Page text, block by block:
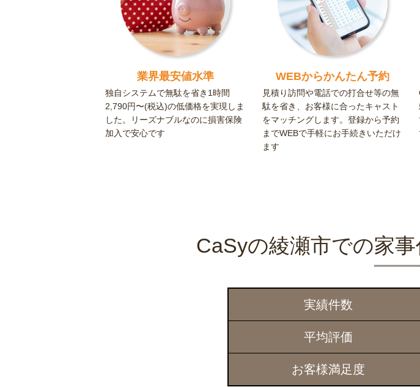
業界最安値水準
独自システムで無駄を省き1時間
2,790円〜(税込)の低価格を実現しま
した。リーズナブルなのに損害保険
加入で安心です
WEBからかんたん予約
見積り訪問や電話での打合せ等の無
駄を省き、お客様に合ったキャスト
をマッチングします。登録から予約
までWEBで手軽にお手続きいただけ
ます
CaSyの綾瀬市での家
実績件数
平均評価
お客様満足度